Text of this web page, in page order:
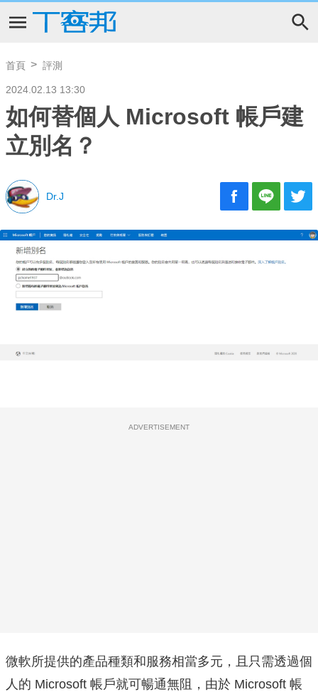
首頁 評測
2024.02.13 13:30
如何替個人 Microsoft 帳戶建
立別名？
Dr.J
ADVERTISEMENT
微軟所提供的產品種類和服務相當多元，且只需透過個
人的 Microsoft 帳戶就可暢通無阻，由於 Microsoft 帳